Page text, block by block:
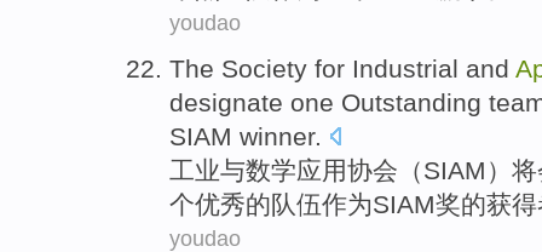
youdao
The Society for Industrial and
designate one Outstanding
SIAM winner.
工业与数学应用协会 （SIAM ）
个优秀的队伍作为SIAM奖的获
youdao